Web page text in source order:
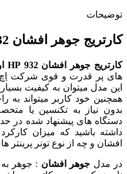
توضیحات
کارتریج جوهر افشان 932 HP اورجینال
کارتریج جوهر افشان 932 HP اورجینال
های پر قدرت و قوی شرکت
این مدل میتوان به کیفیت
همچنین خود کاربر میتواند به
بدون نیاز به تکنسین یا
داشته باشید که میزان
افشان و چه از نوع تونر پرینتر
در مدل جوهر افشان : جوهر